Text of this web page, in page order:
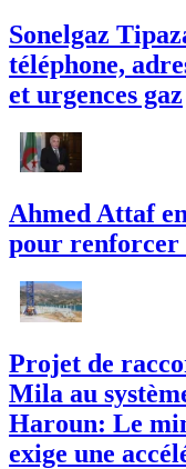
Sonelgaz
téléphone,
et urgences gaz
Ahmed Attaf
pour
Projet de
Mila au
Haroun: Le
exige une